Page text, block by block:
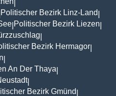
Politischer Bezirk Linz-Land
Politischer Bezirk Liezen
Bezirk Hermagor
An Der Thaya
|
Bezirk Gmünd